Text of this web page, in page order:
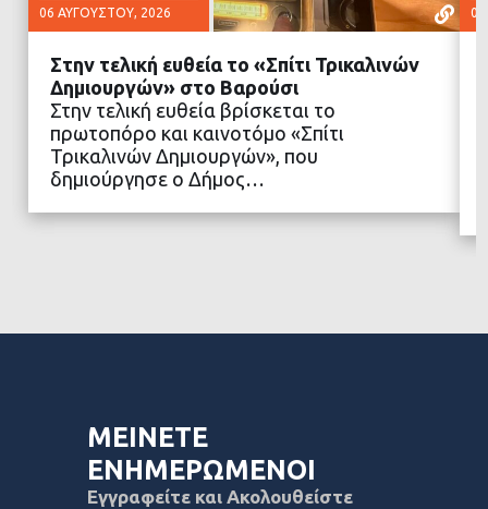
06 ΑΥΓΟΎΣΤΟΥ, 2026
ΔΙΑΒΑΣΤΕ ΠΕΡΙΣΣΟΤΕΡΑ
Στην τελική ευθεία το «Σπίτι Τρικαλινών
Δημιουργών» στο Βαρούσι
Στην τελική ευθεία βρίσκεται το
πρωτοπόρο και καινοτόμο «Σπίτι
Τρικαλινών Δημιουργών», που
δημιούργησε ο Δήμος…
ΜΕΙΝΕΤΕ
ΕΝΗΜΕΡΩΜΕΝΟΙ
Εγγραφείτε και Ακολουθείστε